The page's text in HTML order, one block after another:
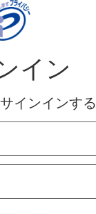
イン
インインする